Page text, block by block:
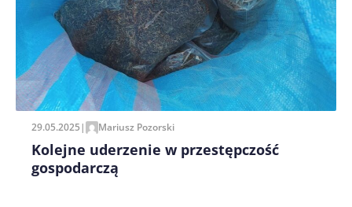
Zapamiętaj moje dane w tej przeglądarce podczas
pisania kolejnych komentarzy.
29.05.2025| Mariusz Pozorski
Kolejne uderzenie w przestępczość
gospodarczą